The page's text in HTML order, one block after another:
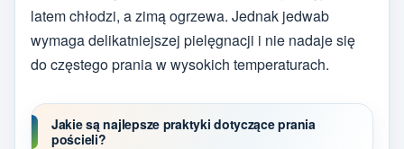
latem chłodzi, a zimą ogrzewa. Jednak jedwab
wymaga delikatniejszej pielęgnacji i nie nadaje się
do częstego prania w wysokich temperaturach.
Jakie są najlepsze praktyki dotyczące prania
pościeli?